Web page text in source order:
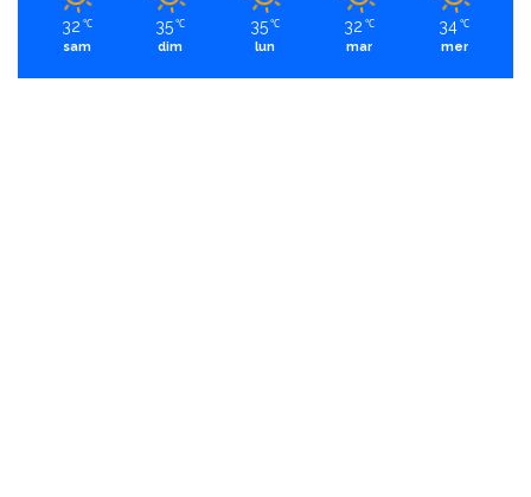
32 ℃
sam
35 ℃
dim
35 ℃
lun
32 ℃
mar
34 ℃
mer